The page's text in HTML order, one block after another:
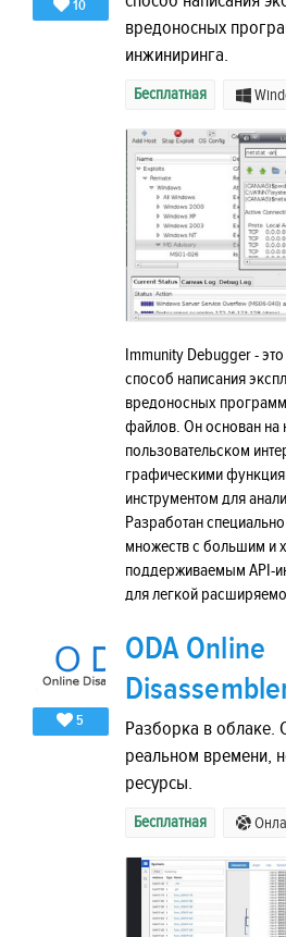
10
вредоносных
инжиниринга.
Бесплатная
Immunity Debugger -
способ написания
вредоносных
файлов. Он основан на
пользовательском
графическими
инструментом для
Разработан
множеств с большим и
поддерживаемым API-
для легкой
5
ODA Online
Разборка в облаке.
реальном времени,
ресурсы.
Бесплатная